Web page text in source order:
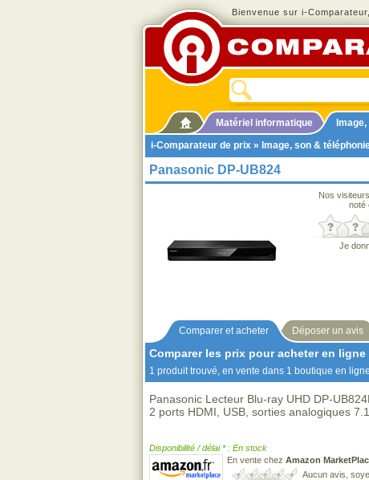
Bienvenue sur i-
Matériel informatique
i-Comparateur de prix » Image, son &
Panasonic DP-UB824
Nos
noté
Je
Comparer et acheter Déposer un avis
Comparer les prix pour acheter en ligne
1 produit trouvé, en vente dans 1 boutique en
Panasonic Lecteur Blu-ray UHD DP-
2 ports HDMI, USB, sorties analogiques
Disponibilité / délai * : En stock
En vente chez Amazon
Aucun avis,